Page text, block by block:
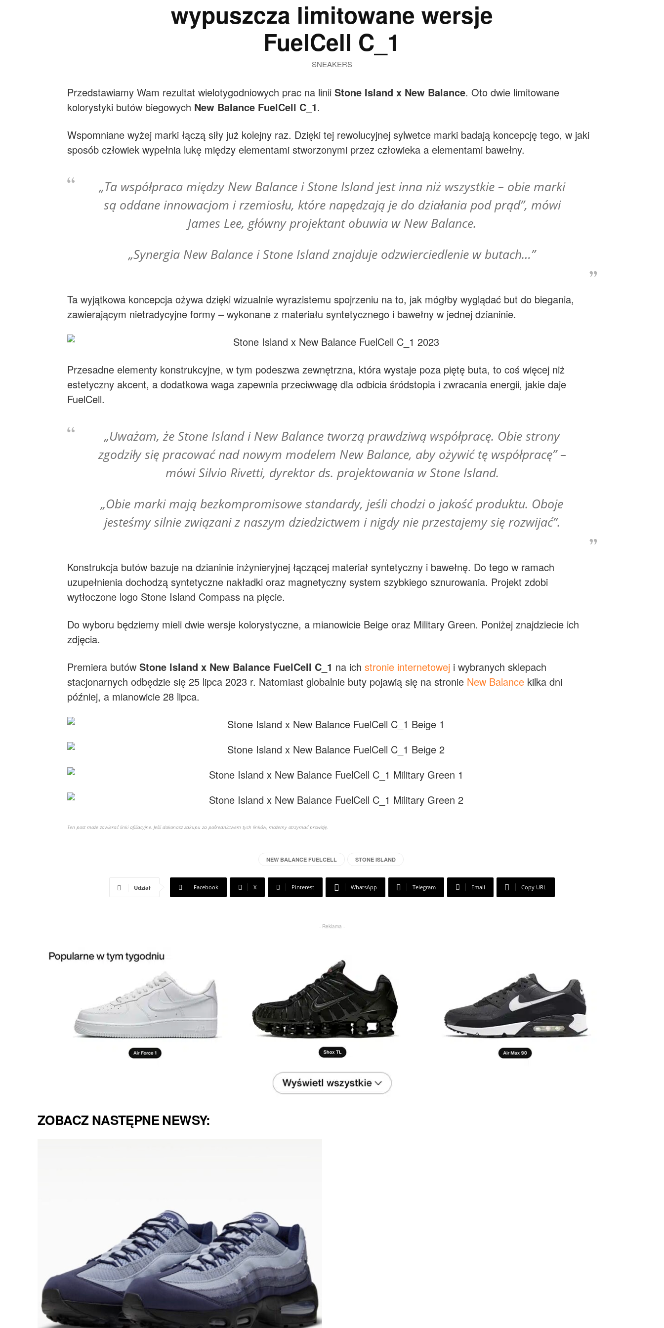
wypuszcza limitowane wersje
FuelCell C_1
SNEAKERS
Przedstawiamy Wam rezultat wielotygodniowych prac na linii Stone Island x New Balance. Oto dwie limitowane
kolorystyki butów biegowych New Balance FuelCell C_1.
Wspomniane wyżej marki łączą siły już kolejny raz. Dzięki tej rewolucyjnej sylwetce marki badają koncepcję tego, w jaki
sposób człowiek wypełnia lukę między elementami stworzonymi przez człowieka a elementami bawełny.
„Ta współpraca między New Balance i Stone Island jest inna niż wszystkie – obie marki
są oddane innowacjom i rzemiosłu, które napędzają je do działania pod prąd”, mówi
James Lee, główny projektant obuwia w New Balance.
„Synergia New Balance i Stone Island znajduje odzwierciedlenie w butach…”
Ta wyjątkowa koncepcja ożywa dzięki wizualnie wyrazistemu spojrzeniu na to, jak mógłby wyglądać but do biegania,
zawierającym nietradycyjne formy – wykonane z materiału syntetycznego i bawełny w jednej dzianinie.
Przesadne elementy konstrukcyjne, w tym podeszwa zewnętrzna, która wystaje poza piętę buta, to coś więcej niż
estetyczny akcent, a dodatkowa waga zapewnia przeciwwagę dla odbicia śródstopia i zwracania energii, jakie daje
FuelCell.
„Uważam, że Stone Island i New Balance tworzą prawdziwą współpracę. Obie strony
zgodziły się pracować nad nowym modelem New Balance, aby ożywić tę współpracę” –
mówi Silvio Rivetti, dyrektor ds. projektowania w Stone Island.
„Obie marki mają bezkompromisowe standardy, jeśli chodzi o jakość produktu. Oboje
jesteśmy silnie związani z naszym dziedzictwem i nigdy nie przestajemy się rozwijać”.
Konstrukcja butów bazuje na dzianinie inżynieryjnej łączącej materiał syntetyczny i bawełnę. Do tego w ramach
uzupełnienia dochodzą syntetyczne nakładki oraz magnetyczny system szybkiego sznurowania. Projekt zdobi
wytłoczone logo Stone Island Compass na pięcie.
Do wyboru będziemy mieli dwie wersje kolorystyczne, a mianowicie Beige oraz Military Green. Poniżej znajdziecie ich
zdjęcia.
Premiera butów Stone Island x New Balance FuelCell C_1 na ich stronie internetowej i wybranych sklepach
stacjonarnych odbędzie się 25 lipca 2023 r. Natomiast globalnie buty pojawią się na stronie New Balance kilka dni
później, a mianowicie 28 lipca.
Ten post może zawierać linki afiliacyjne. Jeśli dokonasz zakupu za pośrednictwem tych linków, możemy otrzymać prowizję.
NEW BALANCE FUELCELL STONE ISLAND
Udział Facebook X Pinterest WhatsApp Telegram Email Copy URL
- Reklama -
ZOBACZ NASTĘPNE NEWSY: